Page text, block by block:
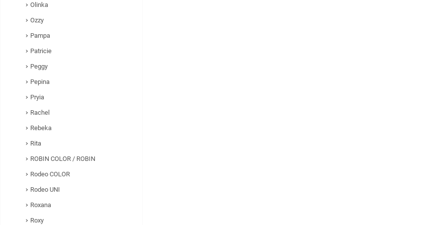
Olinka
Ozzy
Pampa
Patricie
Peggy
Pepina
Pryia
Rachel
Rebeka
Rita
ROBIN COLOR / ROBIN
Rodeo COLOR
Rodeo UNI
Roxana
Roxy